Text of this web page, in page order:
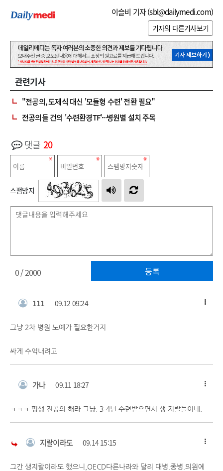
이슬비 기자 (sbl@dailymedi.com)
기자의 다른기사보기
관련기사
"전공의, 도제식 대신 '모듈형 수련' 전환 필요"
전공의들 건의 '수련환경TF'···병원별 설치 주목
댓글 20
스팸방지
등록
0/ 2000
111 09.12 09:24
그냥 2차 병원 노예가 필요한거지
싸게 수익내려고
가나 09.11 18:27
ㅋㅋㅋ 평생 전공의 해라 그냥. 3-4년 수련받으면서 생 지랄들이네.
지랄이라도 09.14 15:15
그간 생지랄이라도 했으니,OECD다른나라와 달리 대병.종병.의원에